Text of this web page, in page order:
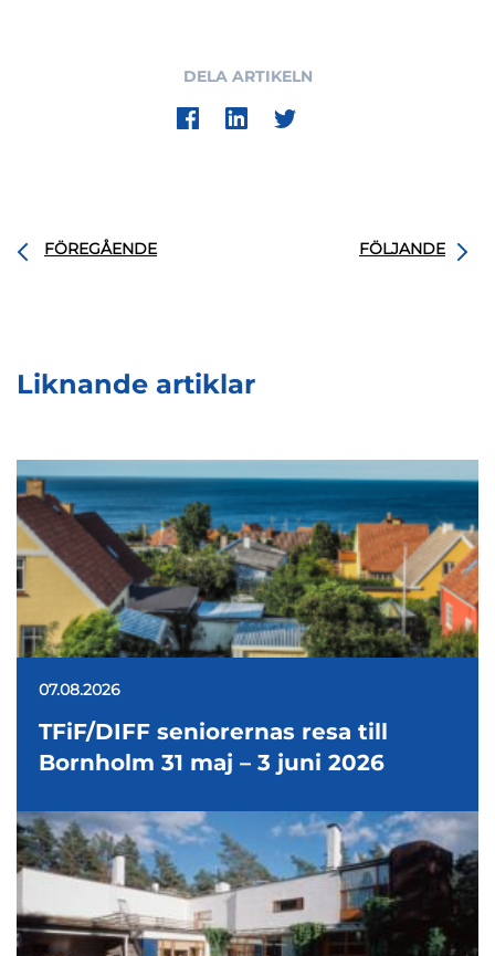
DELA ARTIKELN
FÖREGÅENDE FÖLJANDE
Liknande artiklar
07.08.2026
TFiF/DIFF seniorernas resa till
Bornholm 31 maj – 3 juni 2026